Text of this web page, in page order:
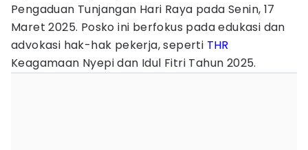
Pengaduan Tunjangan Hari Raya pada Senin, 17
Maret 2025. Posko ini berfokus pada edukasi dan
advokasi hak-hak pekerja, seperti THR
Keagamaan Nyepi dan Idul Fitri Tahun 2025.